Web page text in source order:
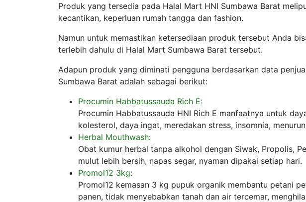
Produk yang tersedia pada Halal Mart HNI Sumbawa Barat
kecantikan, keperluan rumah tangga dan fashion.
Namun untuk memastikan ketersediaan produk tersebut Anda
terlebih dahulu di Halal Mart Sumbawa Barat tersebut.
Adapun produk yang diminati pengguna berdasarkan data
Sumbawa Barat adalah sebagai berikut:
Procumin Habbatussauda Rich E:
Procumin Habbatussauda HNI Rich E manfaatnya untuk
kolesterol, daya ingat, meredakan stress, insomnia,
Herbal Mouthwash:
Obat kumur herbal tanpa alkohol dengan Siwak, Propolis,
mulut lebih bersih, napas segar, nyaman dipakai setiap hari.
Promol12 3kg:
Promol12 kemasan 3 kg pupuk organik membantu petani
panen, tidak menyebabkan tanah dan air tercemar,